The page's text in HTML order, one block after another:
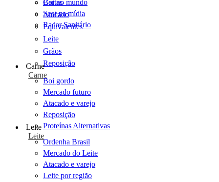
Cartas
Scot na mídia
Radar Sanitário
Boi no mundo
Atacado
Equivalentes
Leite
Grãos
Reposição
Carne
Carne
Boi gordo
Mercado futuro
Atacado e varejo
Reposição
Proteínas Alternativas
Leite
Leite
Ordenha Brasil
Mercado do Leite
Atacado e varejo
Leite por região